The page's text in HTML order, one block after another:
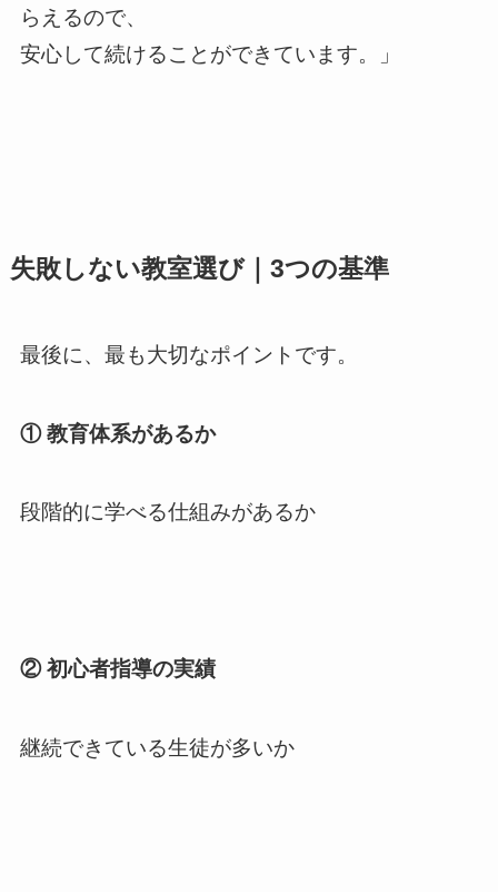
らえるので、
安心して続けることができています。」
失敗しない教室選び｜3つの基準
最後に、最も大切なポイントです。
① 教育体系があるか
段階的に学べる仕組みがあるか
② 初心者指導の実績
継続できている生徒が多いか